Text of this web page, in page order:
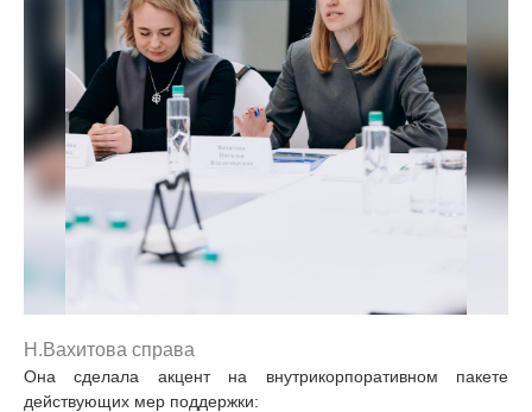
Н.Вахитова справа
Она сделала акцент на внутрикорпоративном пакете
действующих мер поддержки: